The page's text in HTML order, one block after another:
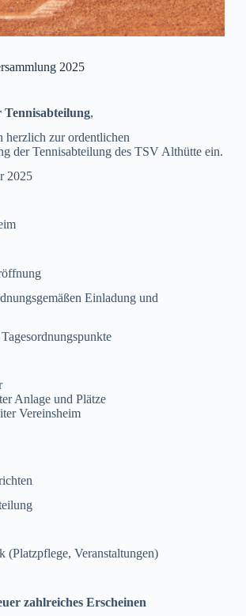
2025
,
herzlich zur ordentlichen
der Tennisabteilung des TSV Althütte ein.
2025
Einladung und
Anlage und Plätze
Vereinsheim
(Platzpflege, Veranstaltungen)
zahlreiches Erscheinen